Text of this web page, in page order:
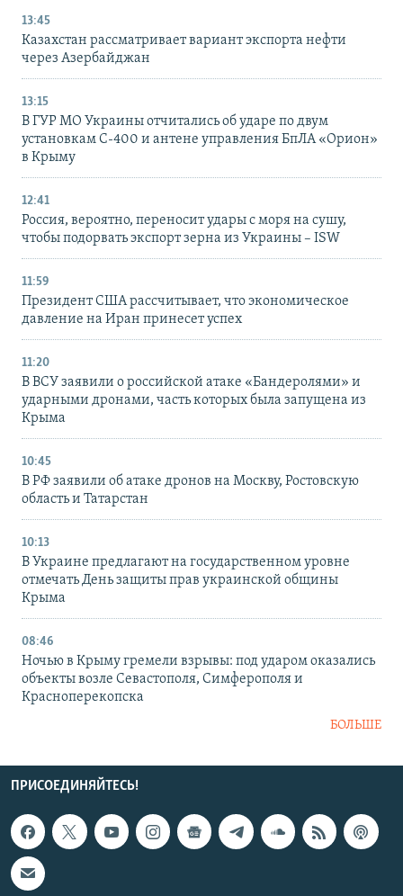
13:45
Казахстан рассматривает вариант экспорта нефти
через Азербайджан
13:15
В ГУР МО Украины отчитались об ударе по двум
установкам С-400 и антене управления БпЛА «Орион»
в Крыму
12:41
Россия, вероятно, переносит удары с моря на сушу,
чтобы подорвать экспорт зерна из Украины – ISW
11:59
Президент США рассчитывает, что экономическое
давление на Иран принесет успех
11:20
В ВСУ заявили о российской атаке «Бандеролями» и
ударными дронами, часть которых была запущена из
Крыма
10:45
В РФ заявили об атаке дронов на Москву, Ростовскую
область и Татарстан
10:13
В Украине предлагают на государственном уровне
отмечать День защиты прав украинской общины
Крыма
08:46
Ночью в Крыму гремели взрывы: под ударом оказались
объекты возле Севастополя, Симферополя и
Красноперекопска
БОЛЬШЕ
ПРИСОЕДИНЯЙТЕСЬ!